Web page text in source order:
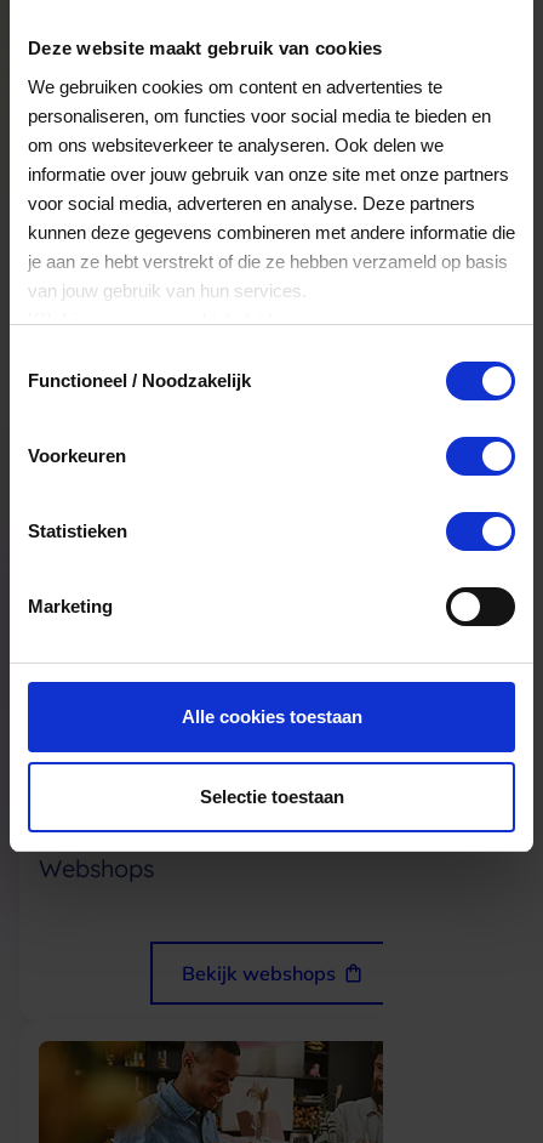
Deze website maakt gebruik van cookies
We gebruiken cookies om content en advertenties te
personaliseren, om functies voor social media te bieden en
om ons websiteverkeer te analyseren. Ook delen we
informatie over jouw gebruik van onze site met onze partners
voor social media, adverteren en analyse. Deze partners
kunnen deze gegevens combineren met andere informatie die
je aan ze hebt verstrekt of die ze hebben verzameld op basis
van jouw gebruik van hun services.
Klikhiervoor ons cookiebeleid.
Functioneel / Noodzakelijk
Voorkeuren
Statistieken
Marketing
Alle cookies toestaan
Selectie toestaan
Waar kan je de VVV Cadeaukaart
besteden?
Fysieke winkels
Webshops
Bekijk webshops